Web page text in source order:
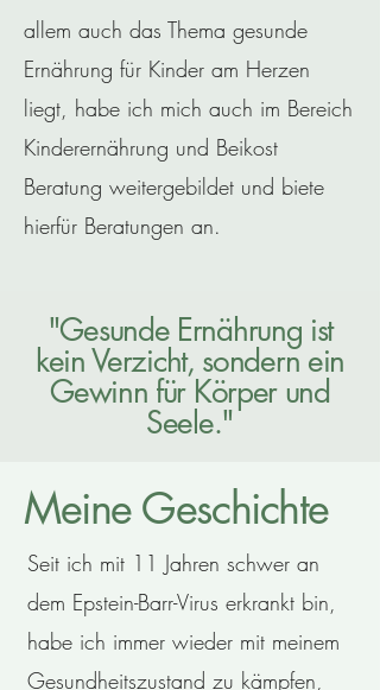
allem auch das Thema gesunde
Ernährung für Kinder am Herzen
liegt, habe ich mich auch im Bereich
Kinderernährung und Beikost
Beratung weitergebildet und biete
hierfür Beratungen an.
"Gesunde Ernährung ist
kein Verzicht, sondern ein
Gewinn für Körper und
Seele."
Meine Geschichte
Seit ich mit 11 Jahren schwer an
dem Epstein-Barr-Virus erkrankt bin,
habe ich immer wieder mit meinem
Gesundheitszustand zu kämpfen,